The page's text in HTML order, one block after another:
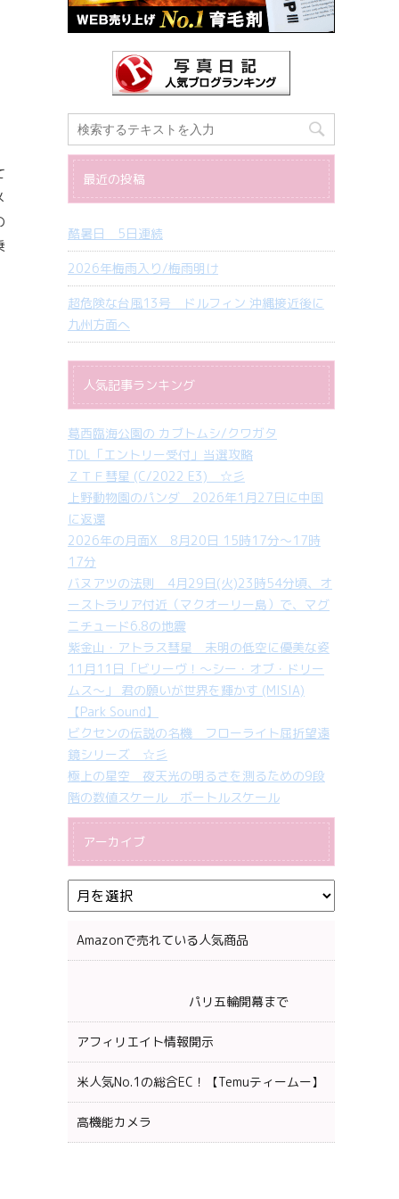
最近の投稿
酷暑日 5日連続
2026年梅雨入り/梅雨明け
超危険な台風13号 ドルフィン 沖縄接近後に
九州方面へ
人気記事ランキング
葛西臨海公園の カブトムシ/クワガタ
TDL「エントリー受付」当選攻略
ＺＴＦ彗星 (C/2022 E3) ☆彡
上野動物園のパンダ 2026年1月27日に中国
に返還
2026年の月面X 8月20日 15時17分～17時
17分
バヌアツの法則 4月29日(火)23時54分頃、オ
ーストラリア付近（マクオーリー島）で、マグ
ニチュード6.8の地震
紫金山・アトラス彗星 未明の低空に優美な姿
11月11日「ビリーヴ！～シー・オブ・ドリー
ムス～」 君の願いが世界を輝かす (MISIA)
【Park Sound】
ビクセンの伝説の名機 フローライト屈折望遠
鏡シリーズ ☆彡
極上の星空 夜天光の明るさを測るための9段
階の数値スケール ボートルスケール
アーカイブ
Amazonで売れている人気商品
パリ五輪開幕まで
アフィリエイト情報開示
米人気No.1の総合EC！【Temuティームー】
高機能カメラ